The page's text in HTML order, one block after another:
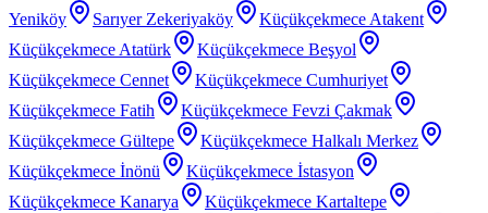
Yeniköy
Sarıyer Zekeriyaköy
Küçükçekmece Atakent
Küçükçekmece Atatürk
Küçükçekmece Beşyol
Küçükçekmece Cennet
Küçükçekmece Cumhuriyet
Küçükçekmece Fatih
Küçükçekmece Fevzi Çakmak
Küçükçekmece Gültepe
Küçükçekmece Halkalı Merkez
Küçükçekmece İnönü
Küçükçekmece İstasyon
Küçükçekmece Kanarya
Küçükçekmece Kartaltepe